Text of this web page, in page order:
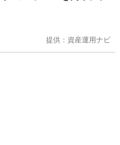
提供：資産運用ナビ